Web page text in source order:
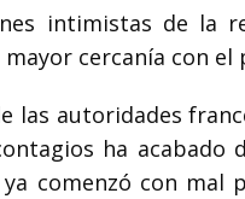
intimistas de la
cercanía con
las autoridades
ha
ya comenzó con